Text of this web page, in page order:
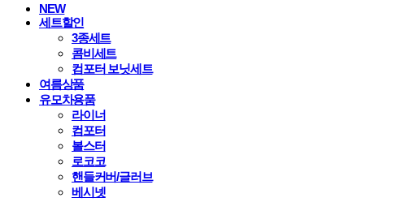
NEW
세트할인
3종세트
콤비세트
컴포터 보닛세트
여름상품
유모차용품
라이너
컴포터
볼스터
로코코
핸들커버/글러브
베시넷